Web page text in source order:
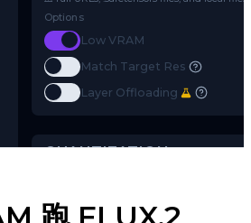
Name or Path
Use a Hugging Face repo ID (e.g.
⚠️ full URLs, .safetensors files, and